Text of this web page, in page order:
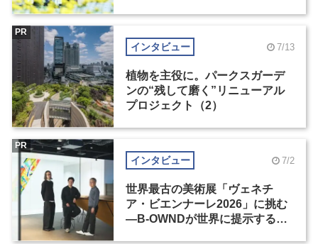
インタビュー 7/13
植物を主役に。パークスガーデ
ンの“残して磨く”リニューアル
プロジェクト（2）
PR
インタビュー 7/2
世界最古の美術展「ヴェネチ
ア・ビエンナーレ2026」に挑む
―B-OWNDが世界に提示する美
PR